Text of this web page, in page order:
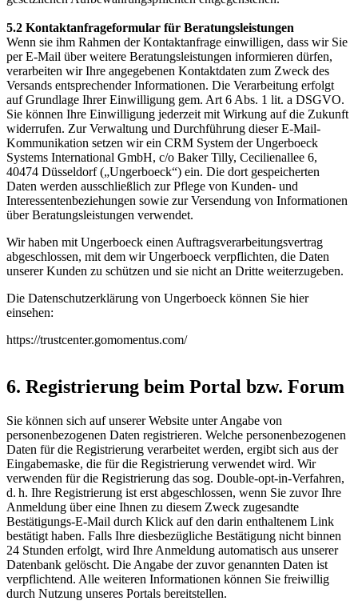
5.2 Kontaktanfrageformular für Beratungsleistungen
Wenn sie ihm Rahmen der Kontaktanfrage einwilligen, dass wir Sie
per E-Mail über weitere Beratungsleistungen informieren dürfen,
verarbeiten wir Ihre angegebenen Kontaktdaten zum Zweck des
Versands entsprechender Informationen. Die Verarbeitung erfolgt
auf Grundlage Ihrer Einwilligung gem. Art 6 Abs. 1 lit. a DSGVO.
Sie können Ihre Einwilligung jederzeit mit Wirkung auf die Zukunft
widerrufen. Zur Verwaltung und Durchführung dieser E-Mail-
Kommunikation setzen wir ein CRM System der Ungerboeck
Systems International GmbH, c/o Baker Tilly, Cecilienallee 6,
40474 Düsseldorf („Ungerboeck“) ein. Die dort gespeicherten
Daten werden ausschließlich zur Pflege von Kunden- und
Interessentenbeziehungen sowie zur Versendung von Informationen
über Beratungsleistungen verwendet.
Wir haben mit Ungerboeck einen Auftragsverarbeitungsvertrag
abgeschlossen, mit dem wir Ungerboeck verpflichten, die Daten
unserer Kunden zu schützen und sie nicht an Dritte weiterzugeben.
Die Datenschutzerklärung von Ungerboeck können Sie hier
einsehen:
https://trustcenter.gomomentus.com/
6. Registrierung beim Portal bzw. Forum
Sie können sich auf unserer Website unter Angabe von
personenbezogenen Daten registrieren. Welche personenbezogenen
Daten für die Registrierung verarbeitet werden, ergibt sich aus der
Eingabemaske, die für die Registrierung verwendet wird. Wir
verwenden für die Registrierung das sog. Double-opt-in-Verfahren,
d. h. Ihre Registrierung ist erst abgeschlossen, wenn Sie zuvor Ihre
Anmeldung über eine Ihnen zu diesem Zweck zugesandte
Bestätigungs-E-Mail durch Klick auf den darin enthaltenem Link
bestätigt haben. Falls Ihre diesbezügliche Bestätigung nicht binnen
24 Stunden erfolgt, wird Ihre Anmeldung automatisch aus unserer
Datenbank gelöscht. Die Angabe der zuvor genannten Daten ist
verpflichtend. Alle weiteren Informationen können Sie freiwillig
durch Nutzung unseres Portals bereitstellen.